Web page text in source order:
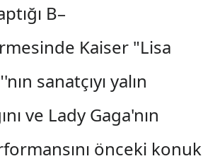
B–
Kaiser "Lisa
sanatçıyı yalın
ve Lady Gaga'nın
önceki konuk